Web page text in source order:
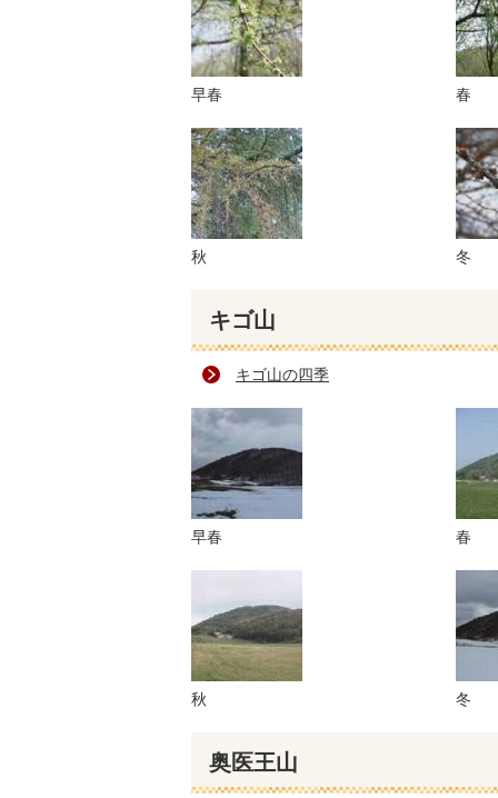
早春 春
秋 冬
キゴ山
キゴ山の四季
早春 春
秋 冬
奥医王山